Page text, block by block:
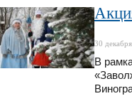
30
В